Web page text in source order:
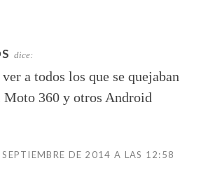
dice:
a todos los que se quejaban
Moto 360 y otros Android
DE 2014 A LAS 12:58